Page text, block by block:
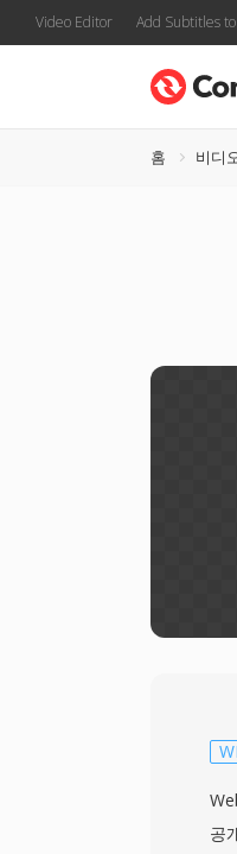
Video Editor Add Subtitles
홈 비디
공